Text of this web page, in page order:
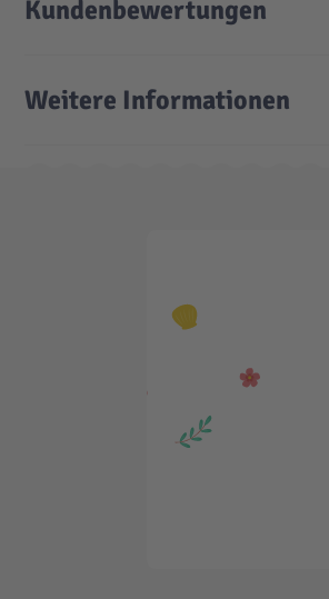
Kundenbewertungen
Weitere Informationen